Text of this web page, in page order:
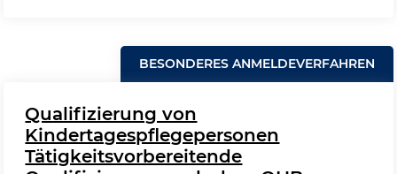
BESONDERES ANMELDEVERFAHREN
Qualifizierung von
Kindertagespflegepersonen
Tätigkeitsvorbereitende